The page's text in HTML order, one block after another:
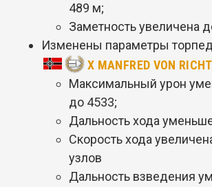
489 м;
Заметность увеличена
Изменены параметры торпед
X MANFRED VON
Максимальный урон
до 4533;
Дальность хода
Скорость хода
узлов
Дальность взведения